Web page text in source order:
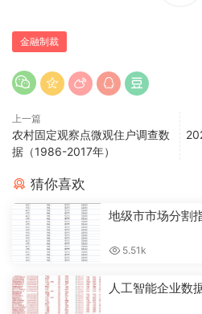
金融制裁
上一篇
农村固定观察点微观住户调查数
据（1986-2017年）
猜你喜欢
地级市市场分割
5.51k
人工智能企业数